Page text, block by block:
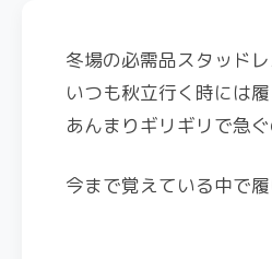
冬場の必需品スタッドレ
いつも秋立行く時には
あんまりギリギリで急
今まで覚えている中で